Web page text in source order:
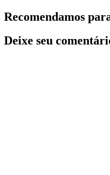
Recomendamos
Deixe seu